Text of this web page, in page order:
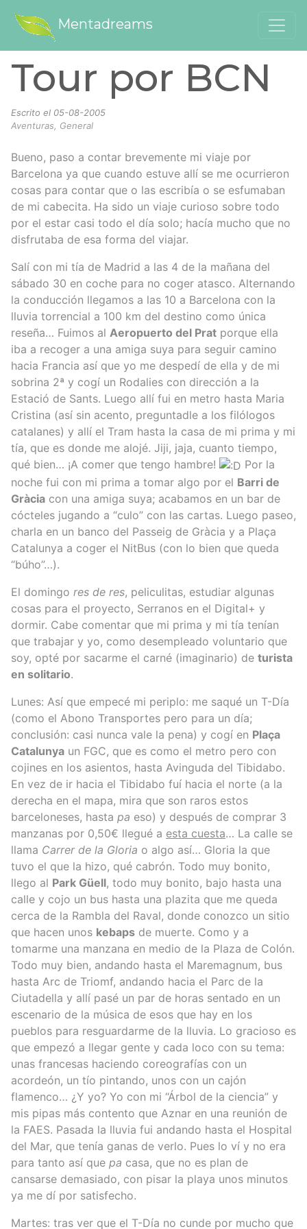
Mentadreams
Tour por BCN
Escrito el 05-08-2005
Aventuras, General
Bueno, paso a contar brevemente mi viaje por
Barcelona ya que cuando estuve allí se me ocurrieron
cosas para contar que o las escribía o se esfumaban
de mi cabecita. Ha sido un viaje curioso sobre todo
por el estar casi todo el día solo; hacía mucho que no
disfrutaba de esa forma del viajar.
Salí con mi tía de Madrid a las 4 de la mañana del
sábado 30 en coche para no coger atasco. Alternando
la conducción llegamos a las 10 a Barcelona con la
lluvia torrencial a 100 km del destino como única
reseña… Fuimos al Aeropuerto del Prat porque ella
iba a recoger a una amiga suya para seguir camino
hacia Francia así que yo me despedí de ella y de mi
sobrina 2ª y cogí un Rodalies con dirección a la
Estació de Sants. Luego allí fui en metro hasta Maria
Cristina (así sin acento, preguntadle a los filólogos
catalanes) y allí el Tram hasta la casa de mi prima y mi
tía, que es donde me alojé. Jiji, jaja, cuanto tiempo,
qué bien… ¡A comer que tengo hambre!
Por la
noche fui con mi prima a tomar algo por el Barri de
Gràcia con una amiga suya; acabamos en un bar de
cócteles jugando a “culo” con las cartas. Luego paseo,
charla en un banco del Passeig de Gràcia y a Plaça
Catalunya a coger el NitBus (con lo bien que queda
“búho”…).
El domingo res de res, peliculitas, estudiar algunas
cosas para el proyecto, Serranos en el Digital+ y
dormir. Cabe comentar que mi prima y mi tía tenían
que trabajar y yo, como desempleado voluntario que
soy, opté por sacarme el carné (imaginario) de turista
en solitario.
Lunes: Así que empecé mi periplo: me saqué un T-Día
(como el Abono Transportes pero para un día;
conclusión: casi nunca vale la pena) y cogí en Plaça
Catalunya un FGC, que es como el metro pero con
cojines en los asientos, hasta Avinguda del Tibidabo.
En vez de ir hacia el Tibidabo fuí hacia el norte (a la
derecha en el mapa, mira que son raros estos
barceloneses, hasta pa eso) y después de comprar 3
manzanas por 0,50€ llegué a esta cuesta… La calle se
llama Carrer de la Gloria o algo así… Gloria la que
tuvo el que la hizo, qué cabrón. Todo muy bonito,
llego al Park Güell, todo muy bonito, bajo hasta una
calle y cojo un bus hasta una plazita que me queda
cerca de la Rambla del Raval, donde conozco un sitio
que hacen unos kebaps de muerte. Como y a
tomarme una manzana en medio de la Plaza de Colón.
Todo muy bien, andando hasta el Maremagnum, bus
hasta Arc de Triomf, andando hacia el Parc de la
Ciutadella y allí pasé un par de horas sentado en un
escenario de la música de esos que hay en los
pueblos para resguardarme de la lluvia. Lo gracioso es
que empezó a llegar gente y cada loco con su tema:
unas francesas haciendo coreografías con un
acordeón, un tío pintando, unos con un cajón
flamenco… ¿Y yo? Yo con mi “Árbol de la ciencia” y
mis pipas más contento que Aznar en una reunión de
la FAES. Pasada la lluvia fui andando hasta el Hospital
del Mar, que tenía ganas de verlo. Pues lo ví y no era
para tanto así que pa casa, que no es plan de
cansarse demasiado, con pisar la playa unos minutos
ya me dí por satisfecho.
Martes: tras ver que el T-Día no cunde por mucho que